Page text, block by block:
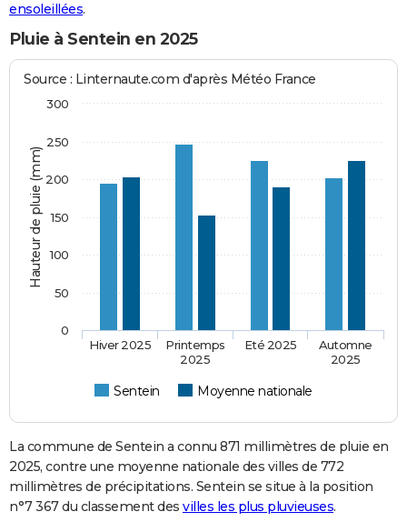
ensoleillées.
Pluie à Sentein en 2025
Hauteur de pluie (mm)
Source : Linternaute.com d'après Météo France
Sentein Moyenne nationale
Hiver 2025
Printemps
2025
Eté 2025
Automne
2025
0
50
100
150
200
250
300
La commune de Sentein a connu 871 millimètres de pluie en
2025, contre une moyenne nationale des villes de 772
millimètres de précipitations. Sentein se situe à la position
n°7 367 du classement des villes les plus pluvieuses.